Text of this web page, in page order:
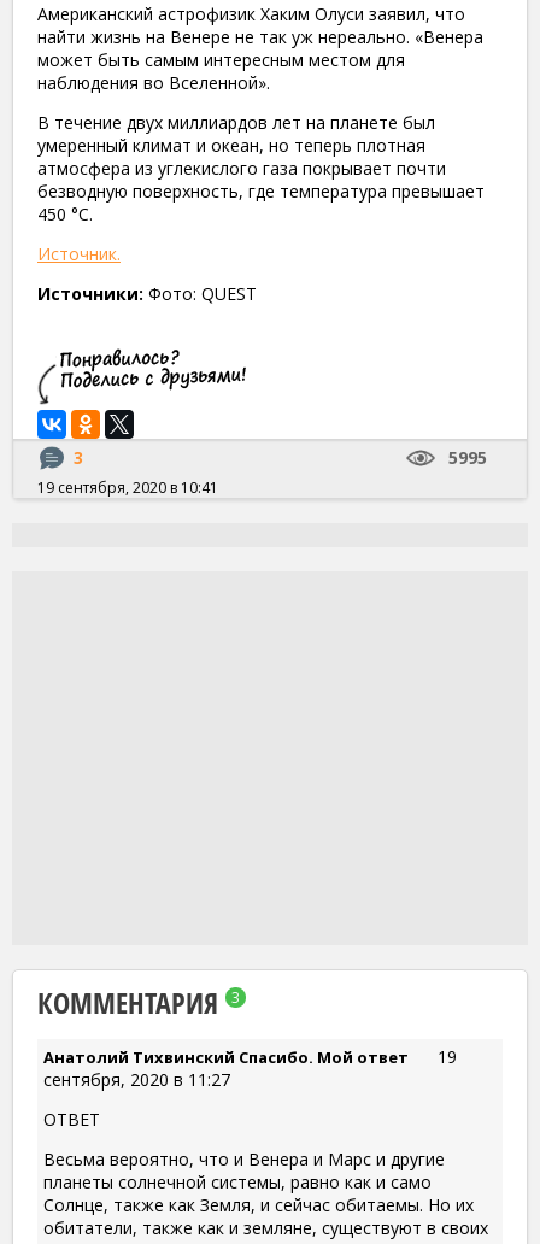
Американский астрофизик Хаким Олуси заявил, что
найти жизнь на Венере не так уж нереально. «Венера
может быть самым интересным местом для
наблюдения во Вселенной».
В течение двух миллиардов лет на планете был
умеренный климат и океан, но теперь плотная
атмосфера из углекислого газа покрывает почти
безводную поверхность, где температура превышает
450 °C.
Источник.
Источники: Фото: QUEST
3 5995
19 сентября, 2020 в 10:41
КОММЕНТАРИЯ 3
Анатолий Тихвинский Спасибо. Мой ответ
19
сентября, 2020 в 11:27
ОТВЕТ
Весьма вероятно, что и Венера и Марс и другие
планеты солнечной системы, равно как и само
Солнце, также как Земля, и сейчас обитаемы. Но их
обитатели, также как и земляне, существуют в своих